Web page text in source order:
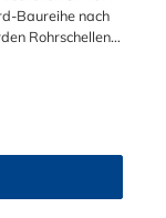
Baureihe nach
Rohrschellen